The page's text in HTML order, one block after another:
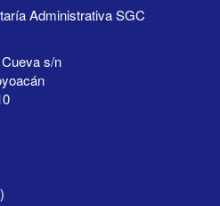
Administrativa SGC
s/n